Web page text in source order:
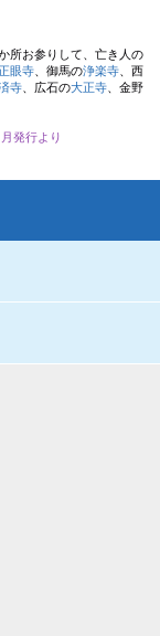
所お参りして、亡き人の
眼寺 、御馬の浄楽寺 、西
寺 、広石の大正寺 、金野
発行より